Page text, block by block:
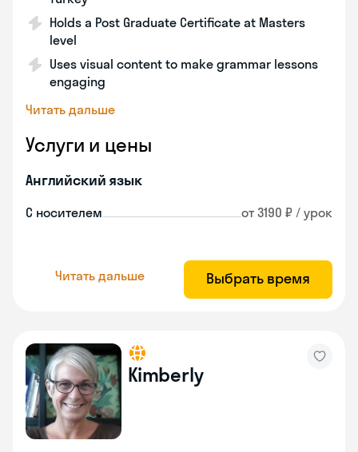
Holds a Post Graduate Certificate at Masters
level
Uses visual content to make grammar lessons
engaging
Читать дальше
Услуги и цены
Английский язык
С носителем от 3190 ₽ / урок
Читать дальше Выбрать время
Kimberly